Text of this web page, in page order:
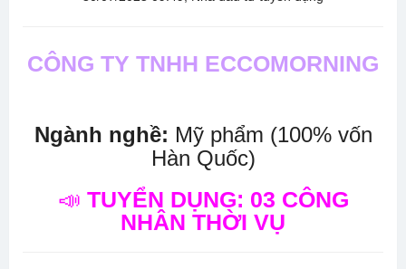
CÔNG TY TNHH ECCOMORNING
Ngành nghề: Mỹ phẩm (100% vốn
Hàn Quốc)
📣 TUYỂN DỤNG: 03 CÔNG
NHÂN THỜI VỤ